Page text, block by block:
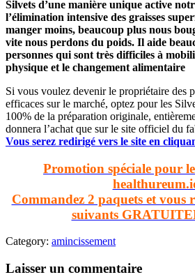
Silvets d’une manière unique active
l’élimination intensive des graisses
manger moins, beaucoup plus nous
vite nous perdons du poids. Il aide
personnes qui sont très difficiles à
physique et le changement alimentaire
Si vous voulez devenir le propriétaire des
efficaces sur le marché, optez pour les
100% de la préparation originale,
donnera l’achat que sur le site officiel du
Vous serez redirigé vers le site en
Promotion spéciale pour
Commandez 2 paquets et vous
suivants
Category: amincissement
Laisser un commentaire